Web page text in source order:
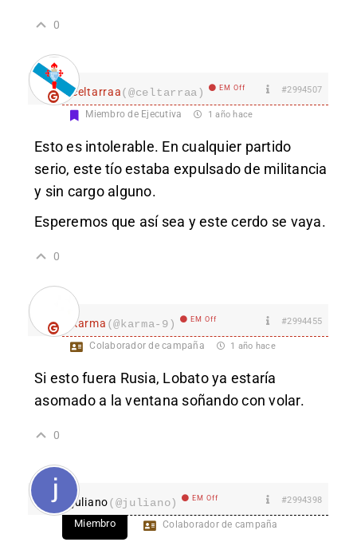
0
celtarraa(@celtarraa) EM Off #2994507
Miembro de Ejecutiva 1 año hace
Esto es intolerable. En cualquier partido
serio, este tío estaba expulsado de militancia
y sin cargo alguno.
Esperemos que así sea y este cerdo se vaya.
0
karma (@karma-9) EM Off #2994455
Colaborador de campaña 1 año hace
Si esto fuera Rusia, Lobato ya estaría
asomado a la ventana soñando con volar.
0
juliano(@juliano) EM Off #2994398
Miembro Colaborador de campaña